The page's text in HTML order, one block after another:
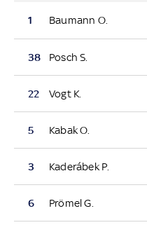
1 Baumann O.
38 Posch S.
22 Vogt K.
5 Kabak O.
3 Kaderábek P.
6 Prömel G.